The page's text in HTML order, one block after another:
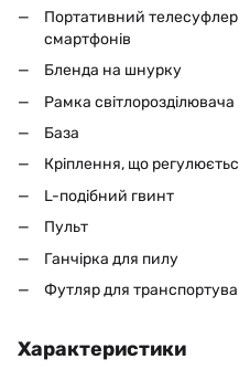
Портативний телесуфлер
смартфонів
Бленда на шнурку
Рамка світлорозділювача
База
Кріплення, що
L-подібний гвинт
Пульт
Ганчірка для пилу
Футляр для
Характеристики